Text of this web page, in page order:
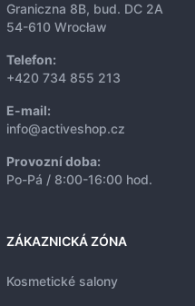
Graniczna 8B, bud. DC 2A
54-610 Wrocław
Telefon:
+420 734 855 213
E-mail:
info@activeshop.cz
Provozní doba:
Po-Pá / 8:00-16:00 hod.
ZÁKAZNICKÁ ZÓNA
Kosmetické salony